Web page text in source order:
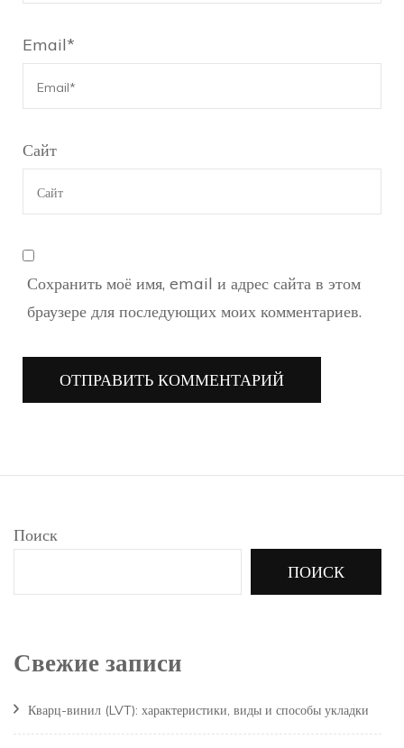
Email*
Сайт
Сохранить моё имя, email и адрес сайта в этом
браузере для последующих моих комментариев.
Поиск
ПОИСК
Свежие записи
Кварц-винил (LVT): характеристики, виды и способы укладки